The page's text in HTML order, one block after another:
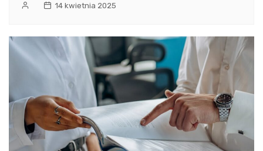
14 kwietnia 2025